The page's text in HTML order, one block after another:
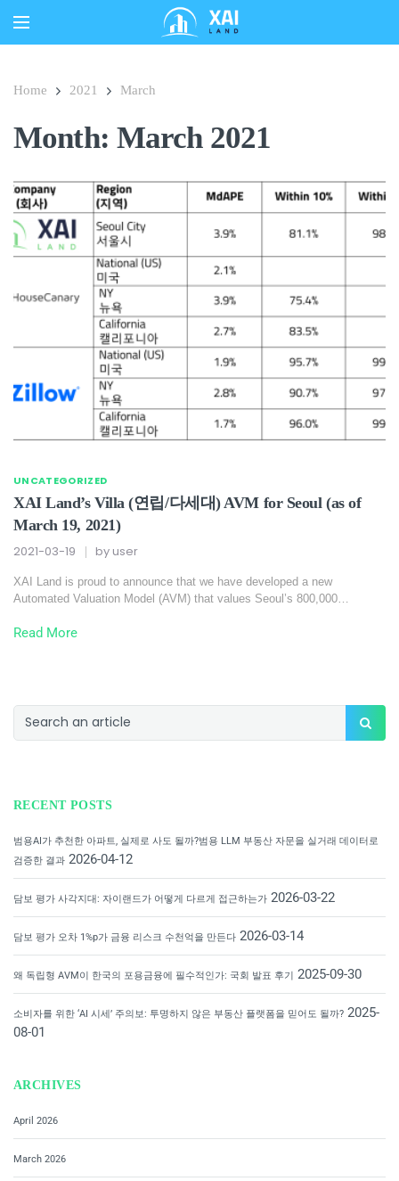
Home 2021 March
Month: March 2021
UNCATEGORIZED
XAI Land’s Villa (연립/다세대) AVM for Seoul (as of
March 19, 2021)
2021-03-19 by user
XAI Land is proud to announce that we have developed a new
Automated Valuation Model (AVM) that values Seoul’s 800,000…
Read More
RECENT POSTS
범용AI가 추천한 아파트, 실제로 사도 될까?범용 LLM 부동산 자문을 실거래 데이터로
검증한 결과 2026-04-12
담보 평가 사각지대: 자이랜드가 어떻게 다르게 접근하는가 2026-03-22
담보 평가 오차 1%p가 금융 리스크 수천억을 만든다 2026-03-14
왜 독립형 AVM이 한국의 포용금융에 필수적인가: 국회 발표 후기 2025-09-30
소비자를 위한 ‘AI 시세’ 주의보: 투명하지 않은 부동산 플랫폼을 믿어도 될까? 2025-
08-01
ARCHIVES
April 2026
March 2026